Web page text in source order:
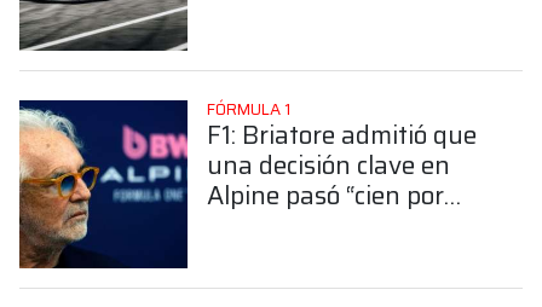
FÓRMULA 1
F1: Briatore admitió que
una decisión clave en
Alpine pasó “cien por